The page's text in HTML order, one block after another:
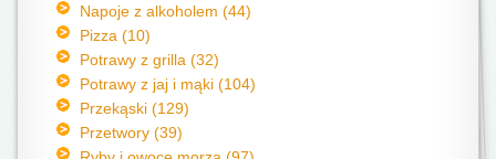
Napoje z alkoholem (44)
Pizza (10)
Potrawy z grilla (32)
Potrawy z jaj i mąki (104)
Przekąski (129)
Przetwory (39)